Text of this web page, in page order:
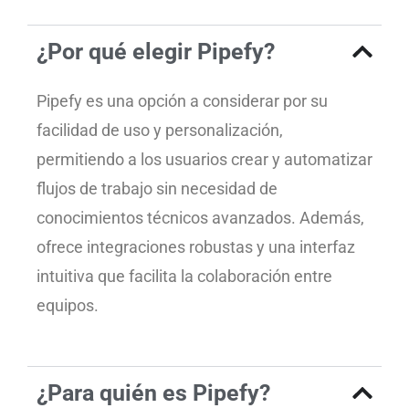
¿Por qué elegir Pipefy?
Pipefy es una opción a considerar por su
facilidad de uso y personalización,
permitiendo a los usuarios crear y automatizar
flujos de trabajo sin necesidad de
conocimientos técnicos avanzados. Además,
ofrece integraciones robustas y una interfaz
intuitiva que facilita la colaboración entre
equipos.
¿Para quién es Pipefy?